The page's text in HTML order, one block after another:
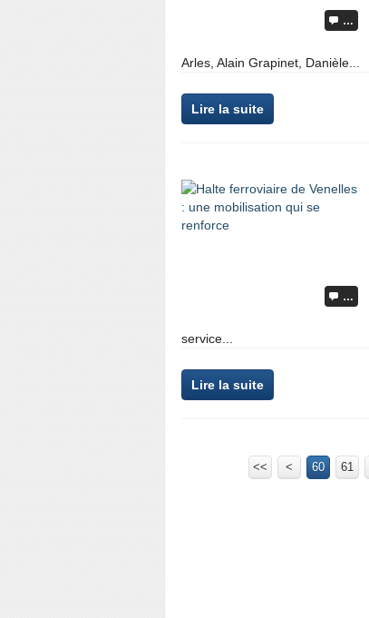
…
Arles, Alain Grapinet, Danièle...
Lire la suite
…
service...
Lire la suite
<< < 10
20
30
40
50
60 61